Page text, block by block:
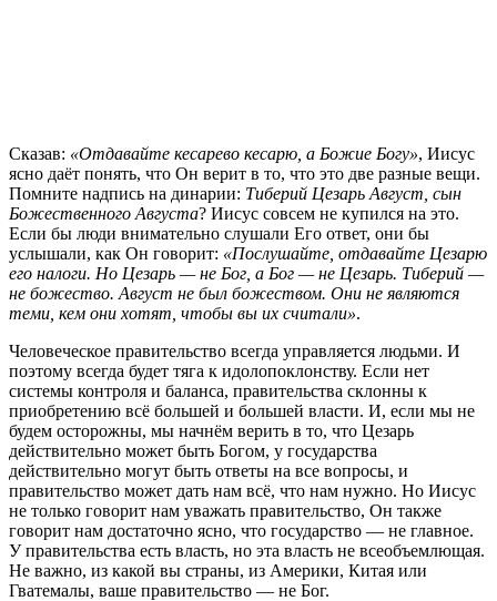
Сказав: «Отдавайте кесарево кесарю, а Божие Богу», Иисус
ясно даёт понять, что Он верит в то, что это две разные вещи.
Помните надпись на динарии: Тиберий Цезарь Август, сын
Божественного Августа? Иисус совсем не купился на это.
Если бы люди внимательно слушали Его ответ, они бы
услышали, как Он говорит: «Послушайте, отдавайте Цезарю
его налоги. Но Цезарь — не Бог, а Бог — не Цезарь. Тиберий —
не божество. Август не был божеством. Они не являются
теми, кем они хотят, чтобы вы их считали».
Человеческое правительство всегда управляется людьми. И
поэтому всегда будет тяга к идолопоклонству. Если нет
системы контроля и баланса, правительства склонны к
приобретению всё большей и большей власти. И, если мы не
будем осторожны, мы начнём верить в то, что Цезарь
действительно может быть Богом, у государства
действительно могут быть ответы на все вопросы, и
правительство может дать нам всё, что нам нужно. Но Иисус
не только говорит нам уважать правительство, Он также
говорит нам достаточно ясно, что государство — не главное.
У правительства есть власть, но эта власть не всеобъемлющая.
Не важно, из какой вы страны, из Америки, Китая или
Гватемалы, ваше правительство — не Бог.